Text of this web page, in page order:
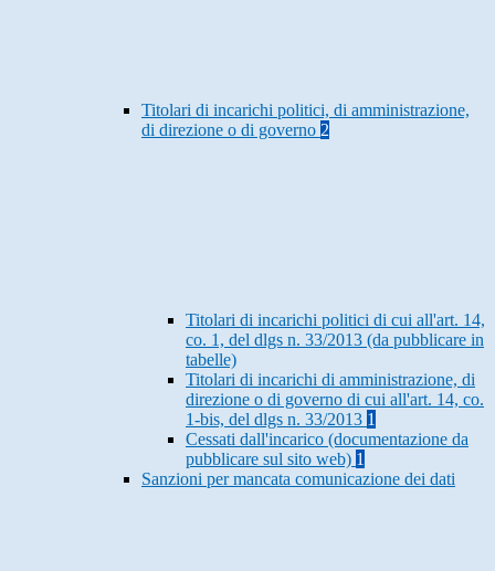
Titolari di incarichi politici, di amministrazione,
di direzione o di governo 2
Titolari di incarichi politici di cui all'art. 14,
co. 1, del dlgs n. 33/2013 (da pubblicare in
tabelle)
Titolari di incarichi di amministrazione, di
direzione o di governo di cui all'art. 14, co.
1-bis, del dlgs n. 33/2013 1
Cessati dall'incarico (documentazione da
pubblicare sul sito web) 1
Sanzioni per mancata comunicazione dei dati